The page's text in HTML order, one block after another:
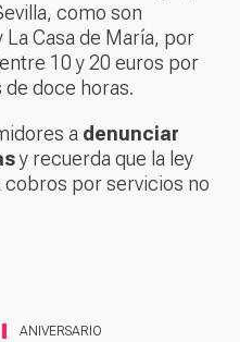
como son
La Casa de María, por
10 y 20 euros por
doce horas.
a denunciar
y recuerda que la ley
cobros por servicios no
ANIVERSARIO